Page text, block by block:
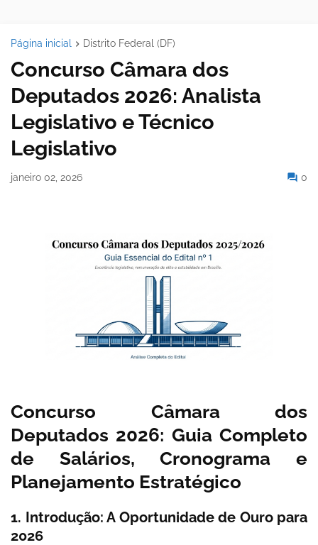
Página inicial Distrito Federal (DF)
Concurso Câmara dos
Deputados 2026: Analista
Legislativo e Técnico
Legislativo
janeiro 02, 2026 0
Concurso Câmara dos
Deputados 2026: Guia Completo
de Salários, Cronograma e
Planejamento Estratégico
1. Introdução: A Oportunidade de Ouro para
2026